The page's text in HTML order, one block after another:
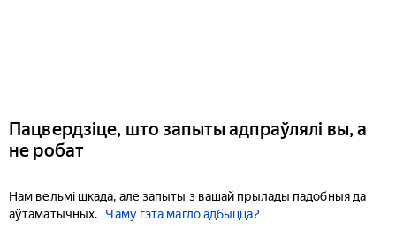
Пацвердзіце, што запыты адпраўлялі вы, а
не робат
Нам вельмі шкада, але запыты з вашай прылады падобныя да
аўтаматычных.
Чаму гэта магло адбыцца?